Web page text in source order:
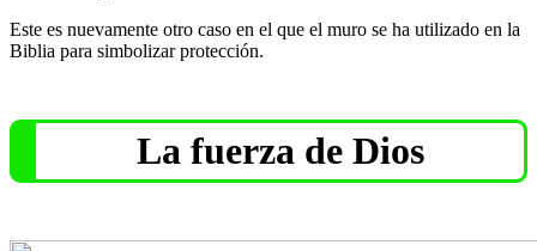
Este es nuevamente otro caso en el que el muro se ha utilizado en la
Biblia para simbolizar protección.
La fuerza de Dios